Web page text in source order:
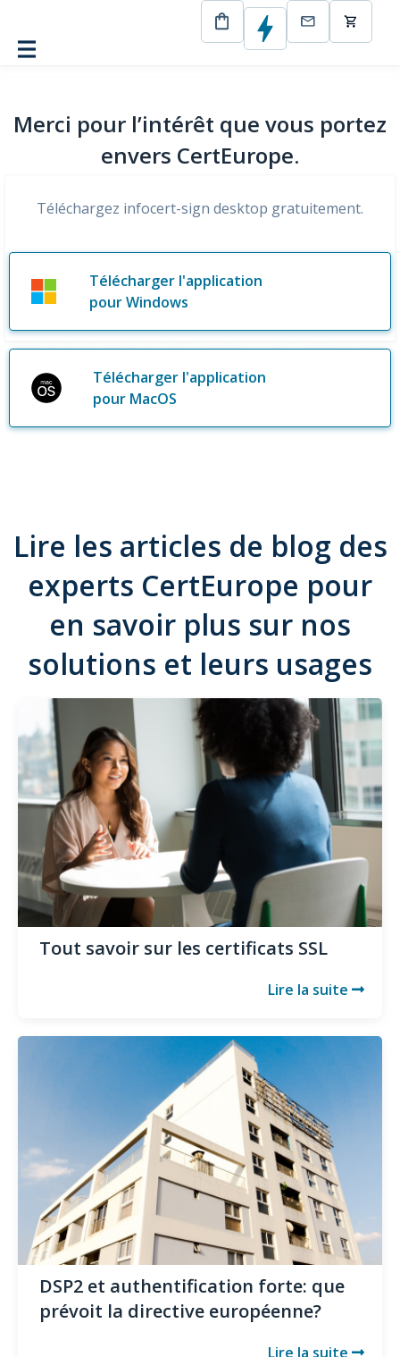
infocert-sign desktop gratuit
Merci pour l’intérêt que vous portez
envers CertEurope.
Téléchargez infocert-sign desktop gratuitement.
Télécharger l'application
pour Windows
Télécharger l'application
pour MacOS
Lire les articles de blog des
experts CertEurope pour
en savoir plus sur nos
solutions et leurs usages
Tout savoir sur les certificats SSL
Lire la suite
DSP2 et authentification forte: que
prévoit la directive européenne?
Lire la suite